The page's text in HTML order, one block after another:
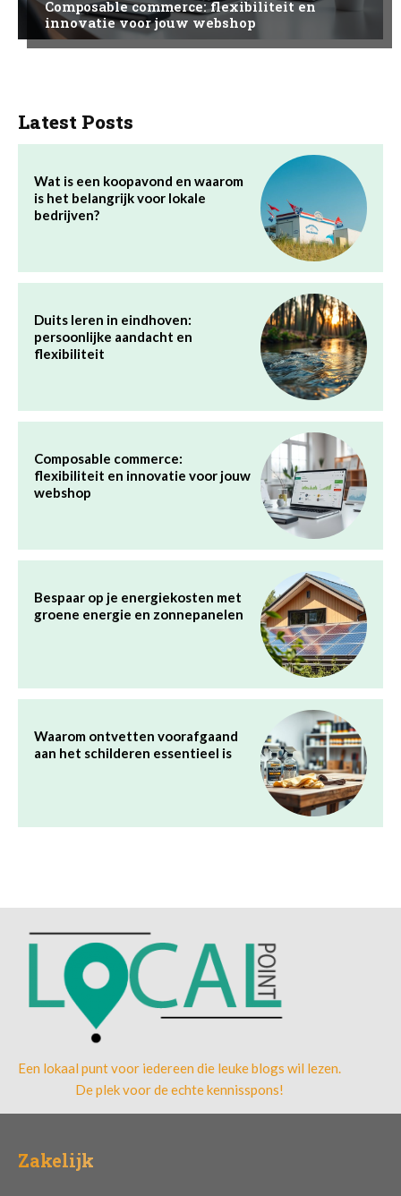
Een lokaal punt voor iedereen die leuke blogs wil lezen.
De plek voor de echte kennisspons!
Zakelijk